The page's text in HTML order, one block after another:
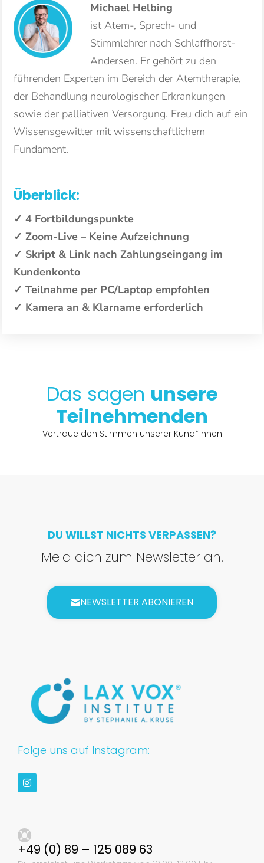
Michael Helbing
ist Atem-, Sprech- und
Stimmlehrer nach Schlaffhorst-
Andersen. Er gehört zu den
führenden Experten im Bereich der Atemtherapie,
der Behandlung neurologischer Erkrankungen
sowie der palliativen Versorgung. Freu dich auf ein
Wissensgewitter mit wissenschaftlichem
Fundament.
Überblick:
✓ 4 Fortbildungspunkte
✓ Zoom-Live – Keine Aufzeichnung
✓ Skript & Link nach Zahlungseingang im
Kundenkonto
✓ Teilnahme per PC/Laptop empfohlen
✓ Kamera an & Klarname erforderlich
Das sagen unsere
Teilnehmenden
Vertraue den Stimmen unserer Kund*innen
DU WILLST NICHTS VERPASSEN?
Meld dich zum Newsletter an.
NEWSLETTER ABONIEREN
Folge uns auf Instagram:
+49 (0) 89 – 125 089 63